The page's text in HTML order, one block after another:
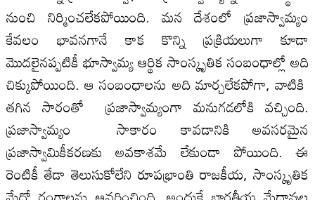
నుంచి నిర్మించలేకపోయింది. మన దేశంలో ప్రజాస్వామ్యం
కేవలం భావనగానే కాక కొన్ని ప్రక్రియలుగా కూడా
మొదలైనప్పటికీ భూస్వామ్య ఆర్థిక సాంస్కృతిక సంబంధాల్లో అది
చిక్కుపోయింది. ఆ సంబంధాలను అది మార్చలేకపోగా, వాటికి
తగిన సారంతో ప్రజాస్వామ్యంగా మనుగడలోకి వచ్చింది.
ప్రజాస్వామ్యం సాకారం కావడానికి అవసరమైన
ప్రజాస్వామికీకరణకు అవకాశమే లేకుండా పోయింది. ఈ
రెంటికీ తేడా తెలుసుకోలేని రూపభ్రాంతి రాజకీయ, సాంస్కృతిక